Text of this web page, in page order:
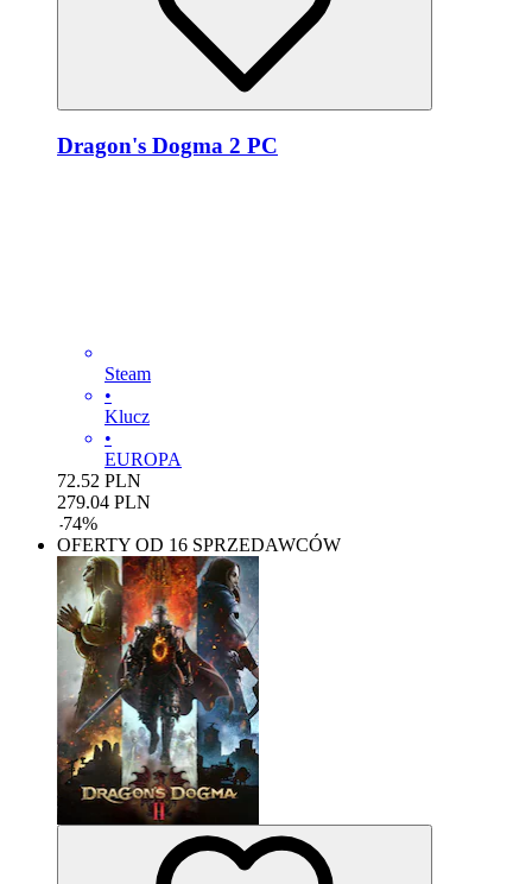
Dragon's Dogma 2 PC
Steam
•
Klucz
•
EUROPA
72.52 PLN
279.04 PLN
-74%
OFERTY OD 16 SPRZEDAWCÓW